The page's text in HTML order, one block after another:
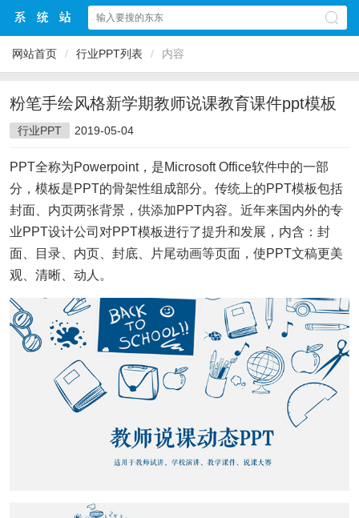
网站首页 / 行业PPT列表 / 内容
粉笔手绘风格新学期教师说课教育课件ppt模板
行业PPT 2019-05-04
PPT全称为Powerpoint，是Microsoft Office软件中的一部
分，模板是PPT的骨架性组成部分。传统上的PPT模板包括
封面、内页两张背景，供添加PPT内容。近年来国内外的专
业PPT设计公司对PPT模板进行了提升和发展，内含：封
面、目录、内页、封底、片尾动画等页面，使PPT文稿更美
观、清晰、动人。